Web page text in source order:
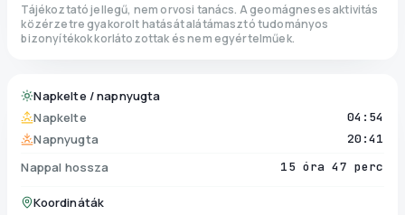
Tájékoztató jellegű, nem orvosi tanács. A geomágneses aktivitás
közérzetre gyakorolt hatását alátámasztó tudományos
bizonyítékok korlátozottak és nem egyértelműek.
Napkelte / napnyugta
Napkelte
04:54
Napnyugta 20:41
Nappal hossza 15 óra 47 perc
Koordináták